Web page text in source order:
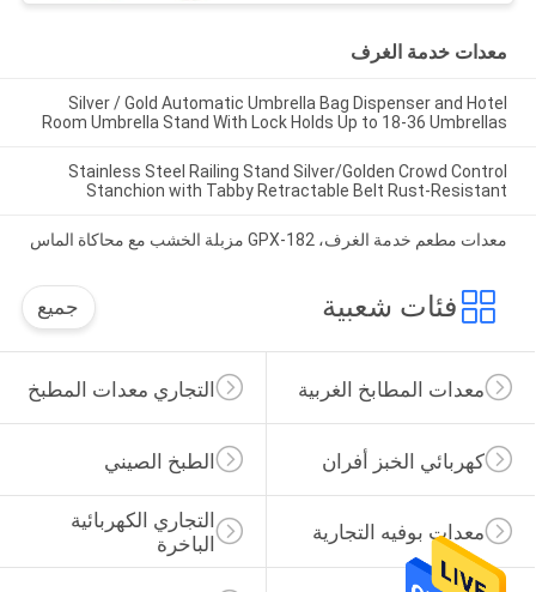
معدات خدمة الغرف
Silver / Gold Automatic Umbrella Bag Dispenser and Hotel
Room Umbrella Stand With Lock Holds Up to 18-36 Umbrellas
Stainless Steel Railing Stand Silver/Golden Crowd Control
Stanchion with Tabby Retractable Belt Rust-Resistant
معدات مطعم خدمة الغرف، GPX-182 مزبلة الخشب مع محاكاة الماس
فئات شعبية جميع
التجاري معدات المطبخ معدات المطابخ الغربية
الطبخ الصيني كهربائي الخبز أفران
التجاري الكهربائية
الباخرة
معدات بوفيه التجارية